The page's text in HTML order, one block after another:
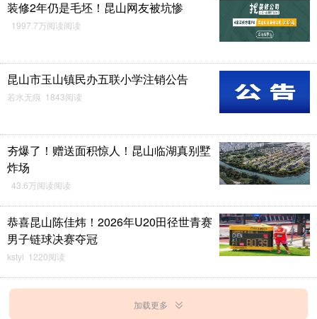
装修2年仍是毛坯！昆山网友被坑惨
1997.7万阅读阅读
昆山市玉山镇民办五联小学注销公告
若水无痕 1843阅读
夯爆了！赠送面积惊人！昆山临湖真别墅
炸场
43.6万阅读阅读
恭喜昆山陈佳炜！2026年U20田径世青赛
男子链球决赛夺冠
kstyl 1220阅读
加载更多